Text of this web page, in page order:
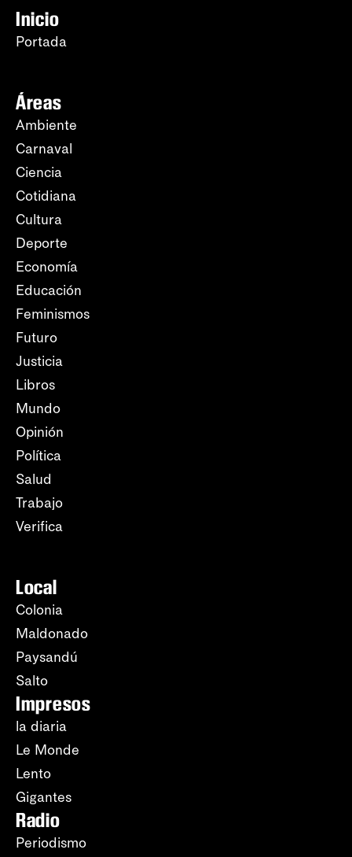
Inicio
Portada
Áreas
Ambiente
Carnaval
Ciencia
Cotidiana
Cultura
Deporte
Economía
Educación
Feminismos
Futuro
Justicia
Libros
Mundo
Opinión
Política
Salud
Trabajo
Verifica
Local
Colonia
Maldonado
Paysandú
Salto
Impresos
la diaria
Le Monde
Lento
Gigantes
Radio
Periodismo